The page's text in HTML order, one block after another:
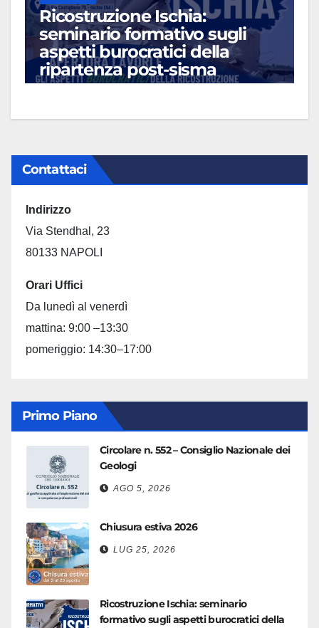
Ricostruzione Ischia:
seminario formativo sugli
aspetti burocratici della
ripartenza post-sisma
Contattaci
Indirizzo
Via Stendhal, 23
80133 NAPOLI
Orari Uffici
Da lunedì al venerdì
mattina: 9:00 –13:30
pomeriggio: 14:30–17:00
Primo Piano
Circolare n. 552 – Consiglio Nazionale dei
Geologi
AGO 5, 2026
Chiusura estiva 2026
LUG 25, 2026
Ricostruzione Ischia: seminario
formativo sugli aspetti burocratici della